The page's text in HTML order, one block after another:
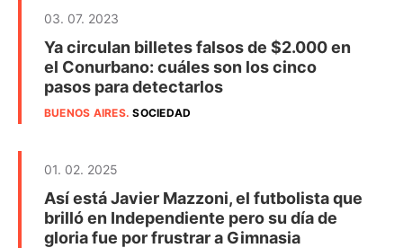
03. 07. 2023
Ya circulan billetes falsos de $2.000 en
el Conurbano: cuáles son los cinco
pasos para detectarlos
BUENOS AIRES.SOCIEDAD
01. 02. 2025
Así está Javier Mazzoni, el futbolista que
brilló en Independiente pero su día de
gloria fue por frustrar a Gimnasia